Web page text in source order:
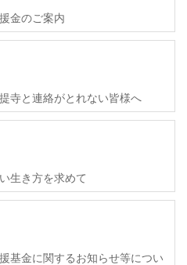
金のご案内
寺と連絡がとれない皆様へ
生き方を求めて
基金に関するお知らせ等につい